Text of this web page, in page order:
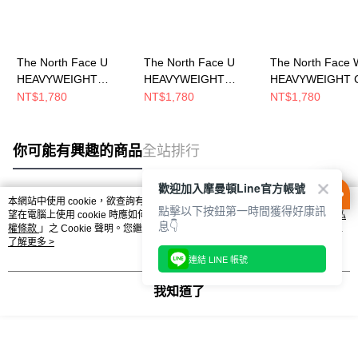
The North Face U
HEAVYWEIGHT
DUFFEL RELAXED
NT$1,780
The North Face U
HEAVYWEIGHT
DUFFEL RELAXED
NF0A8GVPG57
NT$1,780
The North Face
HEAVYWEIGHT
TRAVERSE
NT$1,780
你可能有興趣的商品全站排行
熱門標籤
本網站中使用 cookie，欲查詢有關本網站使用 cookie 方式之詳情，及若您不希
望在電腦上使用 cookie 時應如何變更電腦的 cookie 設定，請參閱本網站「
隱私
權條款 」之 Cookie 聲明。您繼續使用本網站即表示您同意本公司得按本網站使
用條款之 Cookie 聲明使用 cookie。
了解更多 >
我知道了
歡迎加入摩曼頓Line官方帳號
點擊以下按鈕第一時間獲得好康訊
息👇
連結 LINE 帳號